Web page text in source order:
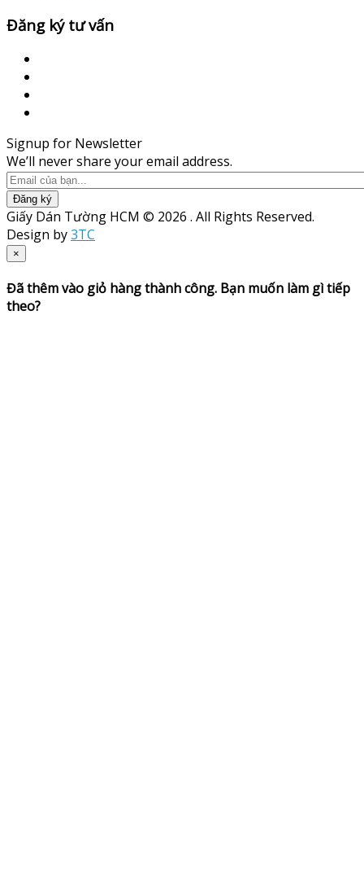
Đăng ký tư vấn
Signup for Newsletter
We’ll never share your email address.
Đăng ký
Giấy Dán Tường HCM © 2026 . All Rights Reserved.
Design by3TC
×
Đã thêm vào giỏ hàng thành công. Bạn muốn làm gì tiếp
theo?